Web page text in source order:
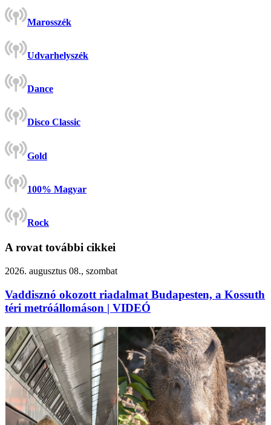
Marosszék
Udvarhelyszék
Dance
Disco Classic
Gold
100% Magyar
Rock
A rovat további cikkei
2026. augusztus 08., szombat
Vaddisznó okozott riadalmat Budapesten, a Kossuth
téri metróállomáson | VIDEÓ